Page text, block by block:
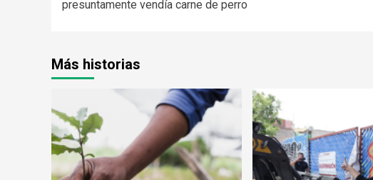
presuntamente vendía carne de perro
Más historias